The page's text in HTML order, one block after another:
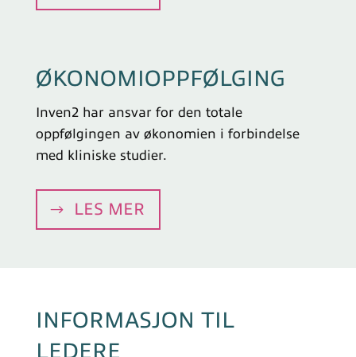
ØKONOMIOPPFØLGING
Inven2 har ansvar for den totale
oppfølgingen av økonomien i forbindelse
med kliniske studier.
LES MER
INFORMASJON TIL
LEDERE